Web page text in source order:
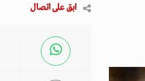
ابق على اتصال